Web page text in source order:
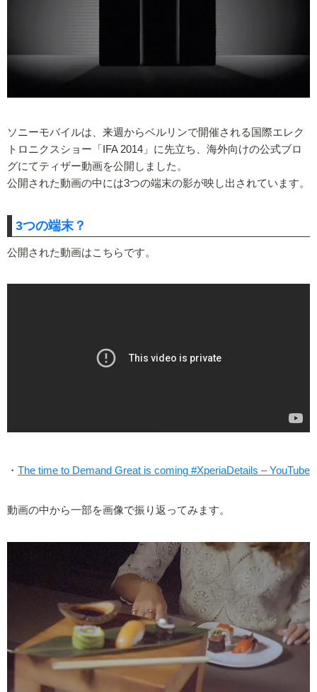
ソニーモバイルは、来週からベルリンで開催される国際エレク
トロニクスショー「IFA 2014」に先立ち、海外向けの公式ブロ
グにてティザー動画を公開しました。
公開された動画の中には3つの端末の影が映し出されています。
3つの端末？
公開された動画はこちらです。
・ The time to Demand Great is coming #XperiaDetails – YouTube
動画の中から一部を画像で振り返ってみます。